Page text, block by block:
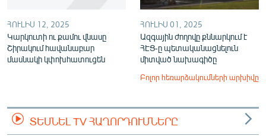
ՀՈՒԼԻՍ 12, 2025
Կարկուտի ու քամու վնասը
Շիրակում հավանաբար
մասնակի կփոխհատուցեն
ՀՈՒԼԻՍ 01, 2025
Ազգային ժողովը քննարկում է
ՀԷՑ-ը պետականացնելուն
միտված նախագիծը
Բոլոր հեռարձակումների արխիվը
ՏԵՍՆԵԼ TV ՀԱՂՈՐԴՈՒՄՆԵՐԸ